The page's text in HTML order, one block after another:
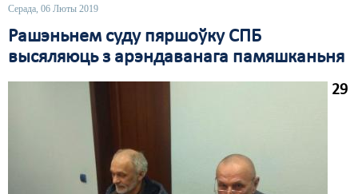
Серада, 06 Люты 2019
Рашэньнем суду пяршоўку СПБ
высяляюць з арэндаванага памяшканьня
29